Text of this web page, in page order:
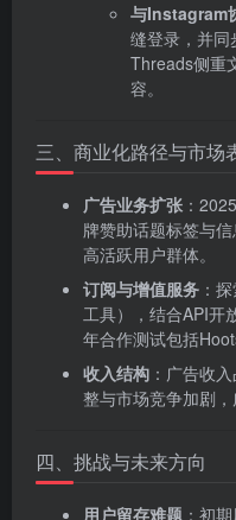
与Instagram
缝登录，并
Threads侧重
容。
三、商业化路径与市场
广告业务扩张 ：
牌赞助话题标签与
高活跃用户群体。
订阅与增值服务 ：
工具），结合API开
年合作测试包括
收入结构 ：广告收
整与市场竞争加剧
四、挑战与未来方向
用户留存难题 ：初